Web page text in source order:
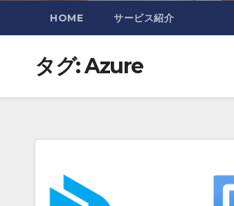
HOME サービス紹介
タグ:Azure